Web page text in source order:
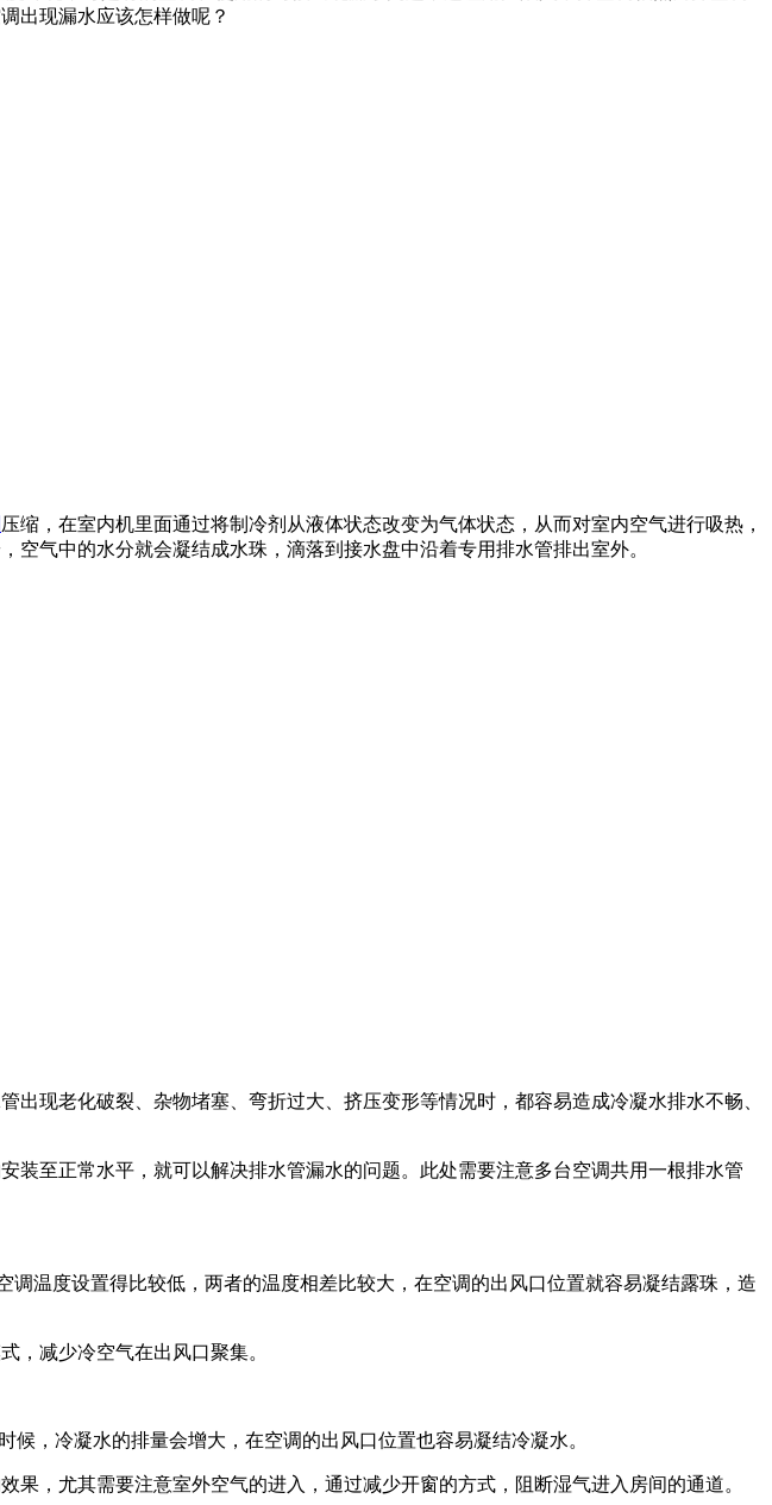
出现漏水应该怎样做呢？
压缩，在室内机里面通过将制冷剂从液体状态改变为气体状态，从而对室内空气进行吸热，
气中的水分就会凝结成水珠，滴落到接水盘中沿着专用排水管排出室外。
现老化破裂、杂物堵塞、弯折过大、挤压变形等情况时，都容易造成冷凝水排水不畅、
至正常水平，就可以解决排水管漏水的问题。此处需要注意多台空调共用一根排水管
度设置得比较低，两者的温度相差比较大，在空调的出风口位置就容易凝结露珠，造
减少冷空气在出风口聚集。
，冷凝水的排量会增大，在空调的出风口位置也容易凝结冷凝水。
，尤其需要注意室外空气的进入，通过减少开窗的方式，阻断湿气进入房间的通道。